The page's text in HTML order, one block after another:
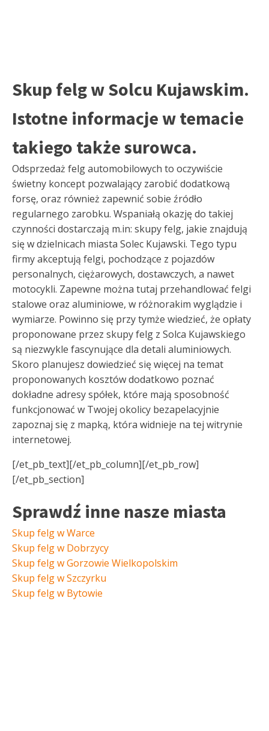
Skup felg w Solcu Kujawskim.
Istotne informacje w temacie
takiego także surowca.
Odsprzedaż felg automobilowych to oczywiście
świetny koncept pozwalający zarobić dodatkową
forsę, oraz również zapewnić sobie źródło
regularnego zarobku. Wspaniałą okazję do takiej
czynności dostarczają m.in: skupy felg, jakie znajdują
się w dzielnicach miasta Solec Kujawski. Tego typu
firmy akceptują felgi, pochodzące z pojazdów
personalnych, ciężarowych, dostawczych, a nawet
motocykli. Zapewne można tutaj przehandlować felgi
stalowe oraz aluminiowe, w różnorakim wyglądzie i
wymiarze. Powinno się przy tymże wiedzieć, że opłaty
proponowane przez skupy felg z Solca Kujawskiego
są niezwykle fascynujące dla detali aluminiowych.
Skoro planujesz dowiedzieć się więcej na temat
proponowanych kosztów dodatkowo poznać
dokładne adresy spółek, które mają sposobność
funkcjonować w Twojej okolicy bezapelacyjnie
zapoznaj się z mapką, która widnieje na tej witrynie
internetowej.
[/et_pb_text][/et_pb_column][/et_pb_row]
[/et_pb_section]
Sprawdź inne nasze miasta
Skup felg w Warce
Skup felg w Dobrzycy
Skup felg w Gorzowie Wielkopolskim
Skup felg w Szczyrku
Skup felg w Bytowie